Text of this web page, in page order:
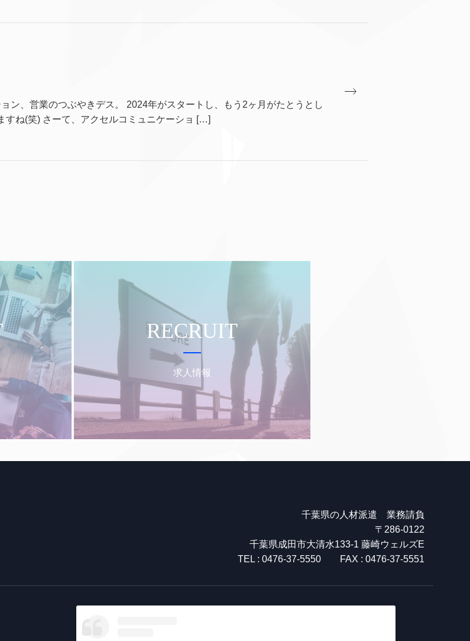
ン、営業のつぶやきデス。 2024年がスタートし、もう2ヶ月がたとうとし
すね(笑) さーて、アクセルコミュニケーショ […]
RECRUIT
求人情報
千葉県の人材派遣 業務請負
〒286-0122
千葉県成田市大清水133-1 藤崎ウェルズE
TEL : 0476-37-5550 FAX : 0476-37-5551